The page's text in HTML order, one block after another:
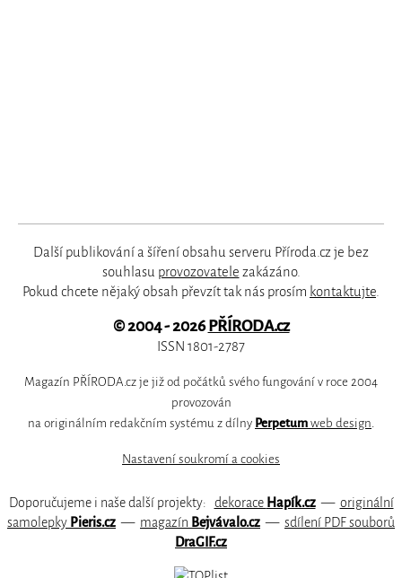
Další publikování a šíření obsahu serveru Příroda.cz je bez
souhlasu provozovatele zakázáno.
Pokud chcete nějaký obsah převzít tak nás prosím kontaktujte.
© 2004 - 2026PŘÍRODA.cz
ISSN 1801-2787
Magazín PŘÍRODA.cz je již od počátků svého fungování v roce 2004
provozován
na originálním redakčním systému z dílny Perpetum web design
Nastavení soukromí a cookies
Doporučujeme i naše další projekty: dekorace Hapík.cz— originální
samolepky Pieris.cz — magazín Bejvávalo.cz — sdílení PDF souborů
DraGIF.cz